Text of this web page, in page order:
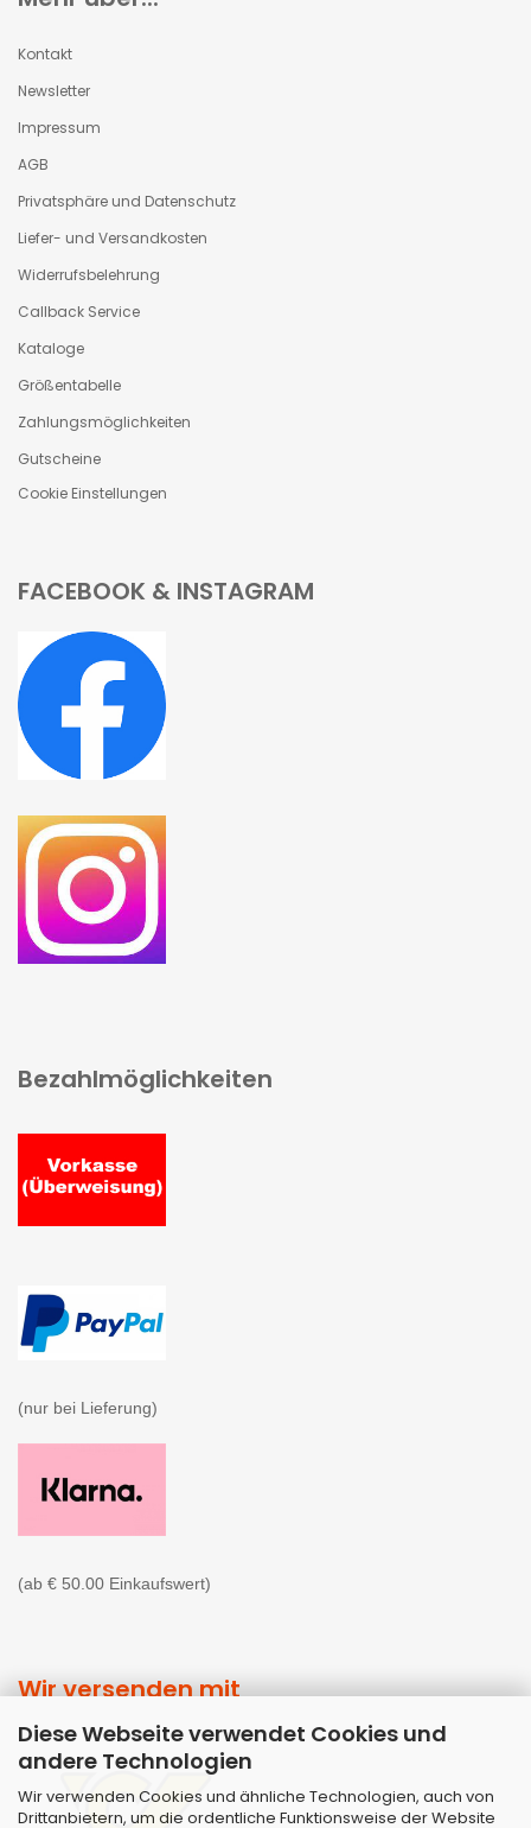
Diese Webseite verwendet Cookies und
andere Technologien
Wir verwenden Cookies und ähnliche Technologien, auch von
Drittanbietern, um die ordentliche Funktionsweise der Website
Kontakt
Newsletter
Impressum
AGB
Privatsphäre und Datenschutz
Liefer- und Versandkosten
Widerrufsbelehrung
Callback Service
Kataloge
Größentabelle
Zahlungsmöglichkeiten
Gutscheine
Cookie Einstellungen
FACEBOOK & INSTAGRAM
Bezahlmöglichkeiten
(nur bei Lieferung)
(ab € 50.00 Einkaufswert)
Wir versenden mit